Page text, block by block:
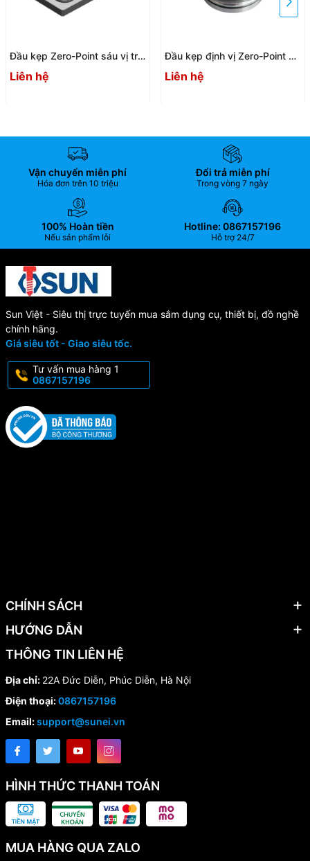
Đầu kẹp Zero-Point sáu vị trí
khí nén A-ONE 3A-110120P /
3A-110121P
Liên hệ
Đầu kẹp định vị Zero-Point A-
ONE 3A-110002
Liên hệ
Vận chuyển miễn phí
Hóa đơn trên 10 triệu
Đổi trả miễn phí
Trong vòng 7 ngày
100% Hoàn tiền
Nếu sản phẩm lỗi
Hotline: 0867157196
Hỗ trợ 24/7
Sun Việt - Siêu thị trực tuyến mua sắm dụng cụ, thiết bị, đồ nghề
chính hãng.
Giá siêu tốt - Giao siêu tốc.
Tư vấn mua hàng 1
0867157196
CHÍNH SÁCH
HƯỚNG DẪN
THÔNG TIN LIÊN HỆ
Địa chỉ: 22A Đức Diễn, Phúc Diễn, Hà Nội
Điện thoại:0867157196
Email:support@sunei.vn
HÌNH THỨC THANH TOÁN
MUA HÀNG QUA ZALO